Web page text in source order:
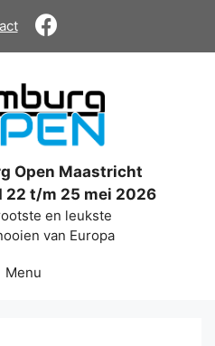
Open Maastricht
22 t/m 25 mei 2026
en leukste
van Europa
Menu